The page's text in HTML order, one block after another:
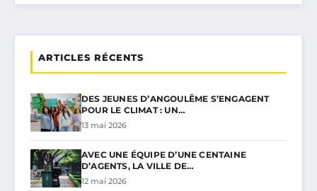
ARTICLES RÉCENTS
DES JEUNES D’ANGOULÊME S’ENGAGENT
POUR LE CLIMAT : UN…
13 mai 2026
AVEC UNE ÉQUIPE D’UNE CENTAINE
D’AGENTS, LA VILLE DE…
12 mai 2026